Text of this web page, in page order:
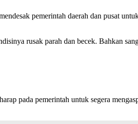
pemerintah daerah dan pusat
rusak parah dan becek. Bahkan
pada pemerintah untuk segera